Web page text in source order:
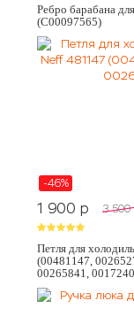
Ребро барабана
(C00097565)
-46%
1 900 p 3 500
Петля для
(00481147,
00265841,